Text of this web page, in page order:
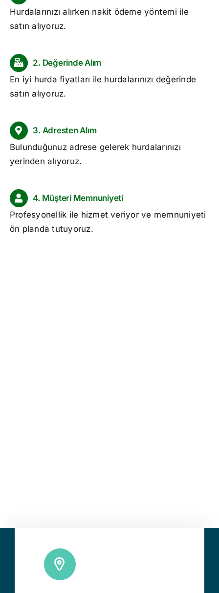
Hurdalarınızı alırken nakit ödeme yöntemi ile
satın alıyoruz.
2. Değerinde Alım
En iyi hurda fiyatları ile hurdalarınızı değerinde
satın alıyoruz.
3. Adresten Alım
Bulunduğunuz adrese gelerek hurdalarınızı
yerinden alıyoruz.
4. Müşteri Memnuniyeti
Profesyonellik ile hizmet veriyor ve memnuniyeti
ön planda tutuyoruz.